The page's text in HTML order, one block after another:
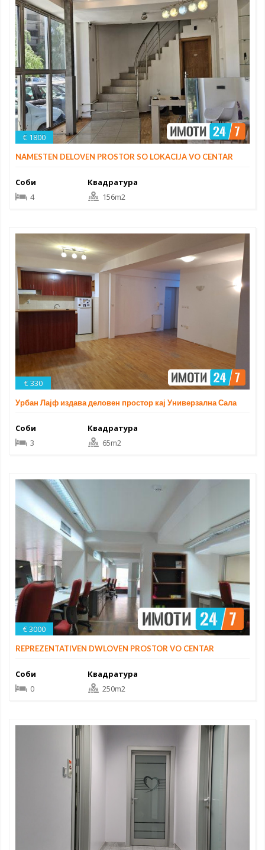
€ 1800
NAMESTEN DELOVEN PROSTOR SO LOKACIJA VO CENTAR
Соби
4
Квадратура
156m2
€ 330
Урбан Лајф издава деловен простор кај Универзална Сала
Соби
3
Квадратура
65m2
€ 3000
REPREZENTATIVEN DWLOVEN PROSTOR VO CENTAR
Соби
0
Квадратура
250m2